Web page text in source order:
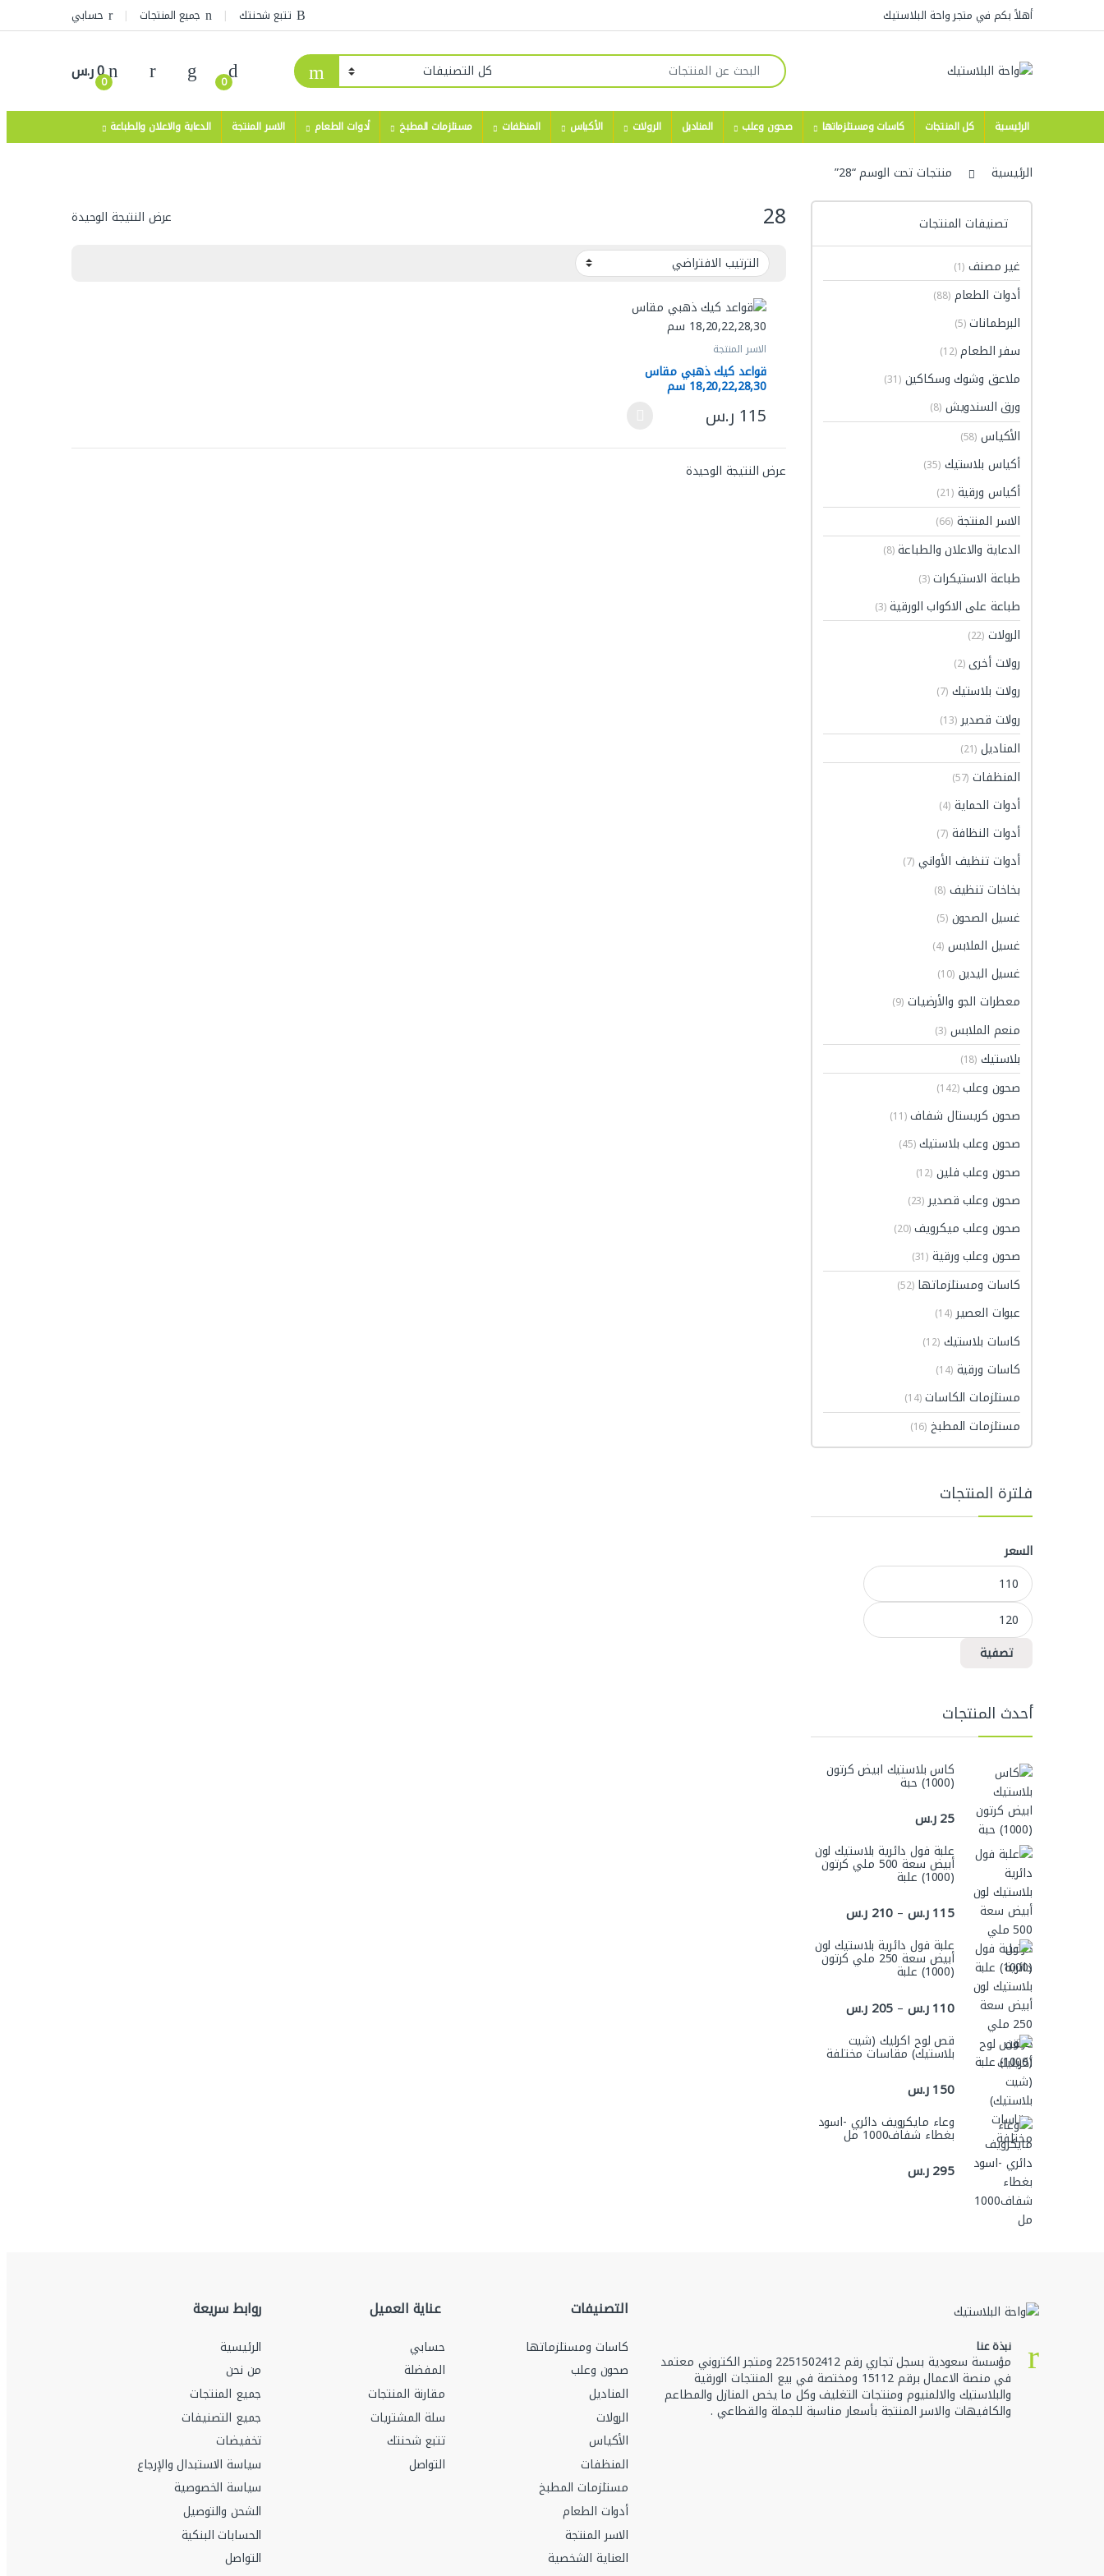
Skip to navigation
Skip to contentأهلاً بكم في متجر واحة البلاستيك تتبع شحنتك جميع المنتجات حسابي
Search for:
0
0
0ر.س
الرئيسية كل المنتجات كاسات ومستلزماتها صحون وعلب المناديل الرولات الأكياس المنظفات مستلزمات المطبخ أدوات الطعام الاسر المنتجة الدعاية والاعلان والطباعة
الرئيسية منتجات تحت الوسم “28”
28 عرض النتيجة الوحيدة
الاسر المنتجة
قواعد كيك ذهبي مقاس
18,20,22,28,30 سم
115 ر.س
هناك العديد من الأشكال المختلفة لهذا المنتج. يمكن اختيار الخيارات على صفحة المنتج
عرض النتيجة الوحيدة
تصنيفات المنتجات
غير مصنف (1)
أدوات الطعام(88)
البرطمانات(5)
سفر الطعام(12)
ملاعق وشوك وسكاكين(31)
ورق السندويش(8)
الأكياس (58)
أكياس بلاستيك(35)
أكياس ورقية(21)
الاسر المنتجة(66)
الدعاية والاعلان والطباعة(8)
طباعة الاستيكرات(3)
طباعة على الاكواب الورقية(3)
الرولات (22)
رولات أخرى(2)
رولات بلاستيك(7)
رولات قصدير(13)
المناديل (21)
المنظفات (57)
أدوات الحماية(4)
أدوات النظافة(7)
أدوات تنظيف الأواني(7)
بخاخات تنظيف(8)
غسيل الصحون(5)
غسيل الملابس(4)
غسيل اليدين(10)
معطرات الجو والأرضيات (9)
منعم الملابس(3)
بلاستيك (18)
صحون وعلب(142)
صحون كريستال شفاف(11)
صحون وعلب بلاستيك(45)
صحون وعلب فلين (12)
صحون وعلب قصدير(23)
صحون وعلب ميكرويف(20)
صحون وعلب ورقية (31)
كاسات ومستلزماتها(52)
عبوات العصير(14)
كاسات بلاستيك(12)
كاسات ورقية(14)
مستلزمات الكاسات(14)
مستلزمات المطبخ (16)
فلترة المنتجات
السعر
أدنى سعر
أعلى سعر
تصفية
أحدث المنتجات
كاس بلاستيك ابيض كرتون
(1000) حبة
25 ر.س
علبة فول دائرية بلاستيك لون
أبيض سعة 500 ملي كرتون
(1000) علبة
115ر.س –
210 ر.سنطاق السعر: من ⁦115 ر.س⁩ خلال ⁦210 ر.س⁩
علبة فول دائرية بلاستيك لون
أبيض سعة 250 ملي كرتون
(1000) علبة
110ر.س –
205 ر.سنطاق السعر: من ⁦110 ر.س⁩ خلال ⁦205 ر.س⁩
قص لوح اكرليك (شيت
بلاستيك) مقاسات مختلفة
150ر.س
وعاء مايكرويف دائري -اسود
بغطاء شفاف1000 مل
295ر.س
نبذة عنا
مؤسسة سعودية بسجل تجاري رقم 2251502412 ومتجر الكتروني معتمد
في منصة الاعمال برقم 15112 ومختصة في بيع المنتجات الورقية
والبلاستيك والالمنيوم ومنتجات التغليف وكل ما يخص المنازل والمطاعم
والكافيهات والاسر المنتجة بأسعار مناسبة للجملة والقطاعي .
التصنيفات
كاسات ومستلزماتها
صحون وعلب
المناديل
الرولات
الأكياس
المنظفات
مستلزمات المطبخ
أدوات الطعام
الاسر المنتجة
العناية الشخصية
عناية العميل
حسابي
المفضلة
مقارنة المنتجات
سلة المشتريات
تتبع شحنتك
التواصل
روابط سريعة
الرئيسية
من نحن
جميع المنتجات
جميع التصنيفات
تخفيضات
سياسة الاستبدال والإرجاع
سياسة الخصوصية
الشحن والتوصيل
الحسابات البنكية
التواصل